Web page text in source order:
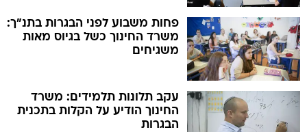
פחות משבוע לפני הבגרות בתנ"ך:
משרד החינוך כשל בגיוס מאות
משגיחים
עקב תלונות תלמידים: משרד
החינוך הודיע על הקלות בתכנית
הבגרות